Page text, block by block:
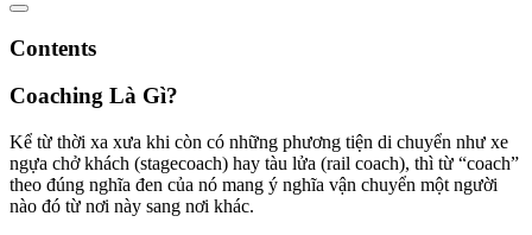
Contents
Coaching Là Gì?
Kể từ thời xa xưa khi còn có những phương tiện di chuyển như xe
ngựa chở khách (stagecoach) hay tàu lửa (rail coach), thì từ “coach”
theo đúng nghĩa đen của nó mang ý nghĩa vận chuyển một người
nào đó từ nơi này sang nơi khác.